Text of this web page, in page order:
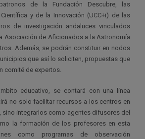
de la Fundación Descubre, las
y de la Innovación (UCC+i) de las
de investigación andaluces vinculados
Asociación de Aficionados a la Astronomía
Además, se podrán constituir en nodos
que así lo soliciten, propuestas que
comité de expertos.
educativo, se contará con una línea
no solo facilitar recursos a los centros en
sino integrarlos como agentes difusores del
la formación de los profesores en esta
como programas de observación